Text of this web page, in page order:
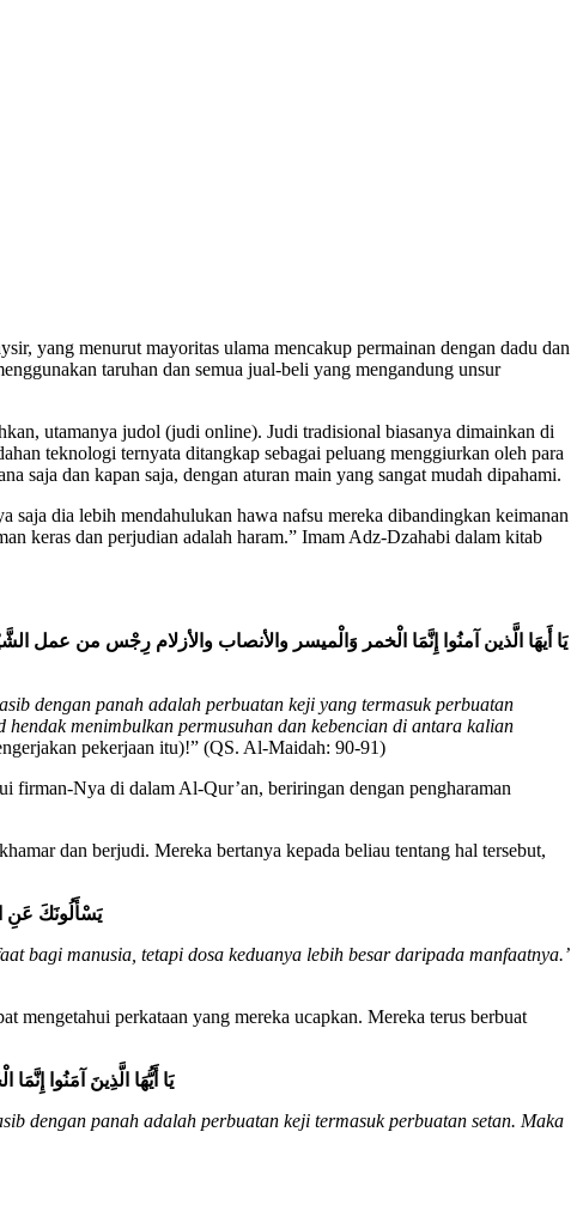
yang menurut mayoritas ulama mencakup permainan dengan dadu dan
taruhan dan semua jual-beli yang mengandung unsur
utamanya judol (judi online). Judi tradisional biasanya dimainkan di
teknologi ternyata ditangkap sebagai peluang menggiurkan oleh para
saja dan kapan saja, dengan aturan main yang sangat mudah dipahami.
saja dia lebih mendahulukan hawa nafsu mereka dibandingkan keimanan
keras dan perjudian adalah haram.” Imam Adz-Dzahabi dalam kitab
يَا أَيهَا الَّذين آمنُوا إِنَّمَا الْخمر وَالْميسر والأنصاب والأزلام رِجْس من عمل
dengan panah adalah perbuatan keji yang termasuk perbuatan
menimbulkan permusuhan dan kebencian di antara kalian
pekerjaan itu)!” (QS. Al-Maidah: 90-91)
firman-Nya di dalam Al-Qur’an, beriringan dengan pengharaman
dan berjudi. Mereka bertanya kepada beliau tentang hal tersebut,
يَسْأَلُونَكَ عَنِ
bagi manusia, tetapi dosa keduanya lebih besar daripada manfaatnya.’
mengetahui perkataan yang mereka ucapkan. Mereka terus berbuat
يَا أَيُّهَا الَّذِينَ آمَنُوا إِنَّمَا
dengan panah adalah perbuatan keji termasuk perbuatan setan. Maka